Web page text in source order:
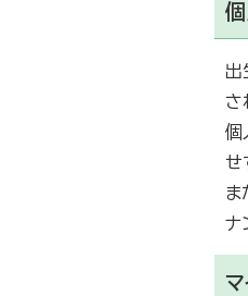
出
さ
個
せ
ま
ナ